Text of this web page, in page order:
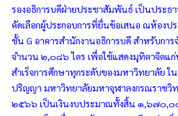
รองอธิการบดีฝ่ายประชาสัมพันธ์ เป็นประธ
คัดเลือกผู้ประกอบการที่ยื่นข้อเสนอ ณห้องป
ชั้น G อาคารสำนักงานอธิการบดี สำหรับการ
จำนวน ๒,๐๘๖ ไตร เพื่อใช้แสดงมุทิตาจิต
สำเร็จการศึกษาทุกระดับของมหาวิทยาลัย ใ
ปริญญา มหาวิทยาลัยมหาจุฬาลงกรณราชวิ
๒๕๖๖ เป็นเงินงบประมาณทั้งสิ้น ๑,๖๗๐,